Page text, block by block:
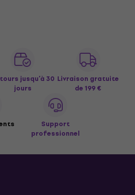
jusqu’à 30
jours
Livraison gratuite
de 199 €
Support
professionnel